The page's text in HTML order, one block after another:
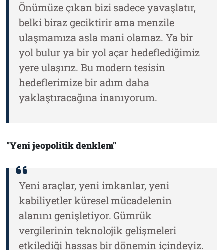
Önümüze çıkan bizi sadece yavaşlatır,
belki biraz geciktirir ama menzile
ulaşmamıza asla mani olamaz. Ya bir
yol bulur ya bir yol açar hedeflediğimiz
yere ulaşırız. Bu modern tesisin
hedeflerimize bir adım daha
yaklaştıracağına inanıyorum.
"Yeni jeopolitik denklem"
Yeni araçlar, yeni imkanlar, yeni
kabiliyetler küresel mücadelenin
alanını genişletiyor. Gümrük
vergilerinin teknolojik gelişmeleri
etkilediği hassas bir dönemin içindeyiz.